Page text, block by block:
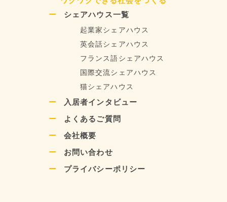
シェアハウス一覧
起業家シェアハウス
英会話シェアハウス
フランス語シェアハウス
国際交流シェアハウス
猫シェアハウス
入居者インタビュー
よくあるご質問
会社概要
お問い合わせ
プライバシーポリシー